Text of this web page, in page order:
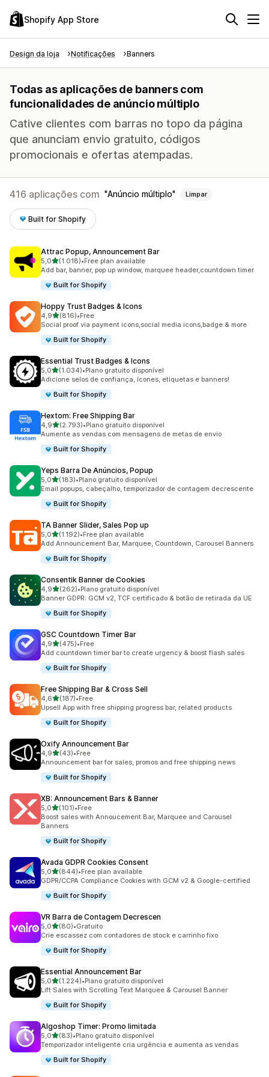
Shopify App Store
Design da loja Notificações Banners
Todas as aplicações de banners com
funcionalidades de anúncio múltiplo
Cative clientes com barras no topo da página
que anunciam envio gratuito, códigos
promocionais e ofertas atempadas.
416 aplicações com Anúncio múltiplo Limpar
Built for Shopify
Attrac Popup, Announcement Bar
5,0de 5 estrelas
(1.018)
1018 total de avaliações
•Free plan available
Add bar, banner, pop up window, marquee header,countdown timer
Built for Shopify
Hoppy Trust Badges & Icons
4,9de 5 estrelas
(816)
816 total de avaliações
•Free
Social proof via payment icons,social media icons,badge & more
Built for Shopify
Essential Trust Badges & Icons
5,0de 5 estrelas
(1.034)
1034 total de avaliações
•Plano gratuito disponível
Adicione selos de confiança, ícones, etiquetas e banners!
Built for Shopify
Hextom: Free Shipping Bar
4,9de 5 estrelas
(2.793)
2793 total de avaliações
•Plano gratuito disponível
Aumente as vendas com mensagens de metas de envio
Built for Shopify
Yeps Barra De Anúncios, Popup
5,0de 5 estrelas
(183)
183 total de avaliações
•Plano gratuito disponível
Email popups, cabeçalho, temporizador de contagem decrescente
Built for Shopify
TA Banner Slider, Sales Pop up
5,0de 5 estrelas
(1.192)
1192 total de avaliações
•Free plan available
Add Announcement Bar, Marquee, Countdown, Carousel Banners
Built for Shopify
Consentik Banner de Cookies
4,9de 5 estrelas
(262)
262 total de avaliações
•Plano gratuito disponível
Banner GDPR: GCM v2, TCF certificado & botão de retirada da UE
Built for Shopify
GSC Countdown Timer Bar
4,9de 5 estrelas
(475)
475 total de avaliações
•Free
Add countdown timer bar to create urgency & boost flash sales
Built for Shopify
Free Shipping Bar & Cross Sell
4,6de 5 estrelas
(187)
187 total de avaliações
•Free
Upsell App with free shipping progress bar, related products
Built for Shopify
Oxify Announcement Bar
4,9de 5 estrelas
(43)
43 total de avaliações
•Free
Announcement bar for sales, promos and free shipping news
Built for Shopify
XB: Announcement Bars & Banner
5,0de 5 estrelas
(101)
101 total de avaliações
•Free
Boost sales with Annoucement Bar, Marquee and Carousel
Banners
Built for Shopify
Avada GDPR Cookies Consent
5,0de 5 estrelas
(844)
844 total de avaliações
•Free plan available
GDPR/CCPA Compliance Cookies with GCM v2 & Google-certified
Built for Shopify
VR Barra de Contagem Decrescen
5,0de 5 estrelas
(80)
80 total de avaliações
•Gratuito
Crie escassez com contadores de stock e carrinho fixo
Built for Shopify
Essential Announcement Bar
5,0de 5 estrelas
(1.224)
1224 total de avaliações
•Plano gratuito disponível
Lift Sales with Scrolling Text Marquee & Carousel Banner
Built for Shopify
Algoshop Timer: Promo limitada
5,0de 5 estrelas
(83)
83 total de avaliações
•Plano gratuito disponível
Temporizador inteligente cria urgência e aumenta as vendas
Built for Shopify